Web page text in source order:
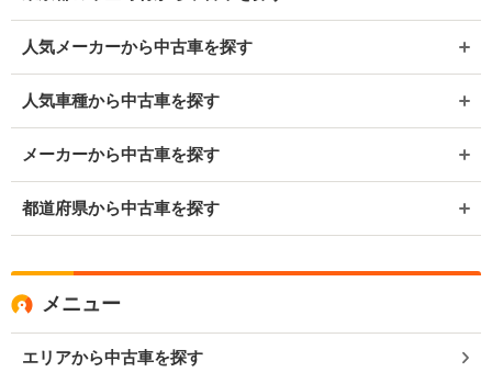
人気メーカーから中古車を探す
人気車種から中古車を探す
メーカーから中古車を探す
都道府県から中古車を探す
メニュー
エリアから中古車を探す